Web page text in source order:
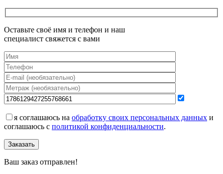
Оставьте своё имя и телефон и наш
специалист свяжется с вами
я соглашаюсь на обработку своих персональных данных и
соглашаюсь с политикой конфиденциальности.
Заказать
Ваш заказ отправлен!